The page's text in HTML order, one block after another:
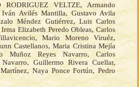
RODRIGUEZ VELTZE, Armando
Avilés Mantilla, Gustavo Avila
Méndez Gutiérrez, Luis Carlos
Elizabeth Peredo Obleas, Carlos
Mario Moreno Viruéz,
Castellanos, Maria Cristina Mejía
Muñoz Reyes Navarro, Carlos
Guillermo Rivera Cuellar,
Naya Ponce Fortún, Pedro